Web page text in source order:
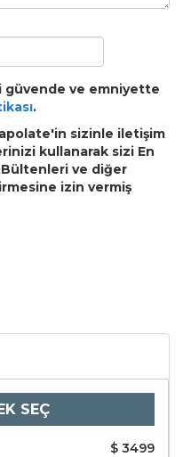
güvende ve emniyette
.
sizinle iletişim
kullanarak sizi En
Bültenleri ve diğer
izin vermiş
SEÇ
$ 3499